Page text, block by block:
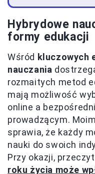
Hybrydowe
formy edukacji
Wśród kluczowych
nauczania
rozmaitych metod
mają możliwość
online a
prowadzącym.
sprawia, że każdy
nauki do swoich
Przy okazji,
roku życia może